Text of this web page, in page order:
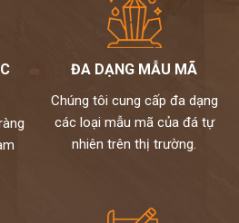
ĐA DẠNG MẪU MÃ
Chúng tôi cung cấp đa dạng
các loại mẫu mã của đá tự
nhiên trên thị trường.